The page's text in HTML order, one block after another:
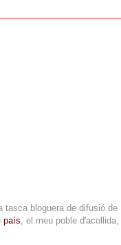
tasca bloguera de difusió de
país , el meu poble d'acollida,